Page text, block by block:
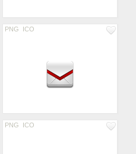
PNG ICO
PNG ICO